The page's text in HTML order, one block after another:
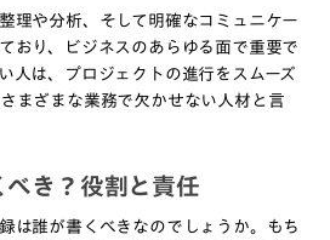
理や分析、そして明確なコミュニケー
おり、ビジネスのあらゆる面で重要で
人は、プロジェクトの進行をスムーズ
まざまな業務で欠かせない人材と言
き？役割と責任
は誰が書くべきなのでしょうか。もち